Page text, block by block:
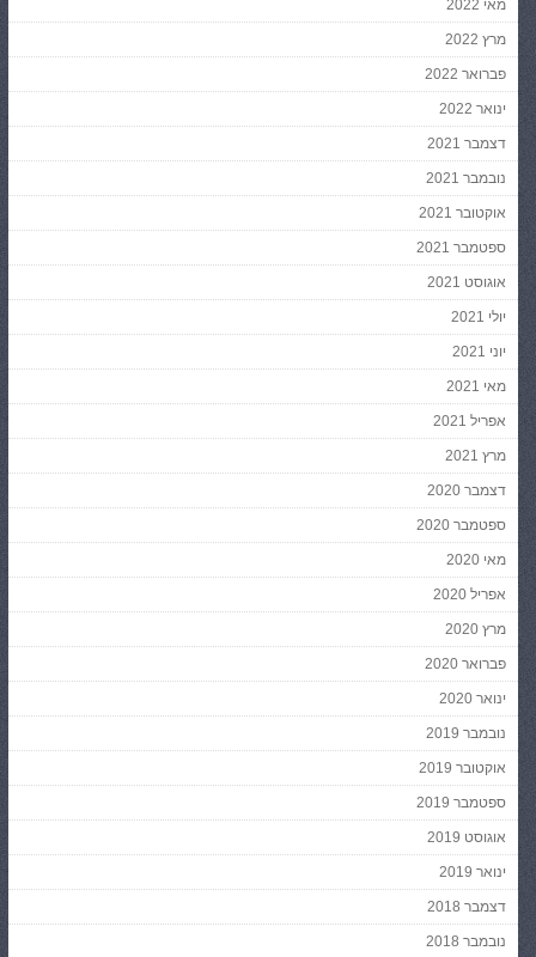
מאי 2022
מרץ 2022
פברואר 2022
ינואר 2022
דצמבר 2021
נובמבר 2021
אוקטובר 2021
ספטמבר 2021
אוגוסט 2021
יולי 2021
יוני 2021
מאי 2021
אפריל 2021
מרץ 2021
דצמבר 2020
ספטמבר 2020
מאי 2020
אפריל 2020
מרץ 2020
פברואר 2020
ינואר 2020
נובמבר 2019
אוקטובר 2019
ספטמבר 2019
אוגוסט 2019
ינואר 2019
דצמבר 2018
נובמבר 2018